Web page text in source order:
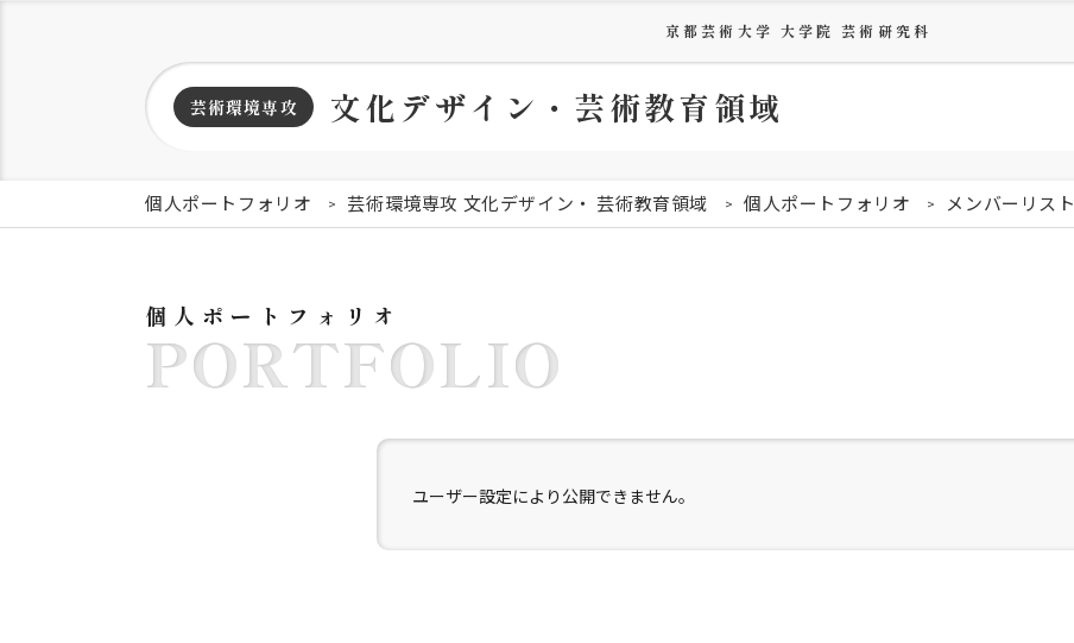
京都芸術大学 大学院 芸術研究科
芸術環境専攻 文化デザイン・芸術教育領域
個人ポートフォリオ 芸術環境専攻 文化デザイン・ 芸術教育領域 個人ポートフォリオ メンバーリスト
個人ポートフォリオ
PORTFOLIO
ユーザー設定により公開できません。